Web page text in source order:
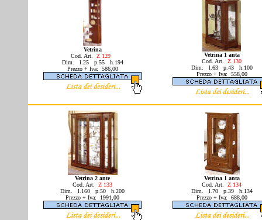
Vetrina
Cod. Art. Z 129
Dim. l.25 p.55 h.194
Prezzo + Iva: 586,00
Vetrina 1 anta
Cod. Art.
Z 130
Dim. l.63 p.43 h.100
Prezzo + Iva: 558,00
Vetrina 2 ante
Cod. Art. Z 133
Dim. l.160 p.50 h.200
Prezzo + Iva: 1991,00
Vetrina 1 anta
Cod. Art.
Z 134
Dim. l.70 p.39 h.134
Prezzo + Iva: 688,00